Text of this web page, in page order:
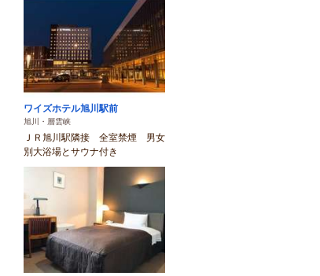
ワイズホテル旭川駅前
旭川・層雲峡
ＪＲ旭川駅隣接 全室禁煙 男女
別大浴場とサウナ付き